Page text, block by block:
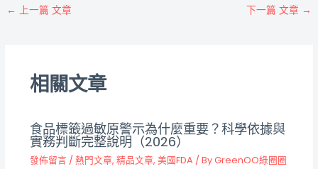
← 上一篇 文章 下一篇 文章 →
相關文章
食品標籤過敏原警示為什麼重要？科學依據與
實務判斷完整說明（2026）
發佈留言 / 熱門文章, 精品文章, 美國FDA / ByGreenOO綠圈圈